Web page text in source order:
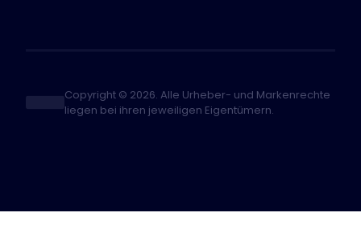
Copyright © 2026. Alle Urheber- und Markenrechte
liegen bei ihren jeweiligen Eigentümern.